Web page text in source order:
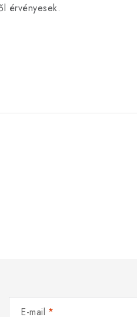
érvényesek.
E-mail